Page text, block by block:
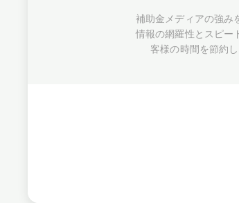
補助金メディアの強み
情報の網羅性とスピー
客様の時間を節約し